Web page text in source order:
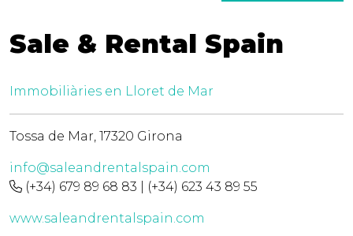
Sale & Rental Spain
Immobiliàries en Lloret de Mar
Tossa de Mar, 17320 Girona
info@saleandrentalspain.com
(+34) 679 89 68 83 | (+34) 623 43 89 55
www.saleandrentalspain.com